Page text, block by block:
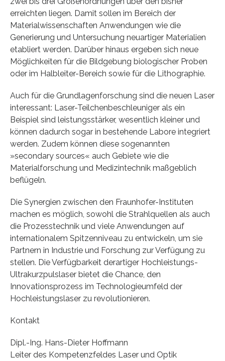
erreichten liegen. Damit sollen im Bereich der
Materialwissenschaften Anwendungen wie die
Generierung und Untersuchung neuartiger Materialien
etabliert werden. Darüber hinaus ergeben sich neue
Möglichkeiten für die Bildgebung biologischer Proben
oder im Halbleiter-Bereich sowie für die Lithographie.
Auch für die Grundlagenforschung sind die neuen Laser
interessant: Laser-Teilchenbeschleuniger als ein
Beispiel sind leistungsstärker, wesentlich kleiner und
können dadurch sogar in bestehende Labore integriert
werden. Zudem können diese sogenannten
»secondary sources« auch Gebiete wie die
Materialforschung und Medizintechnik maßgeblich
beflügeln.
Die Synergien zwischen den Fraunhofer-Instituten
machen es möglich, sowohl die Strahlquellen als auch
die Prozesstechnik und viele Anwendungen auf
internationalem Spitzenniveau zu entwickeln, um sie
Partnern in Industrie und Forschung zur Verfügung zu
stellen. Die Verfügbarkeit derartiger Hochleistungs-
Ultrakurzpulslaser bietet die Chance, den
Innovationsprozess im Technologieumfeld der
Hochleistungslaser zu revolutionieren.
Kontakt
Dipl.-Ing. Hans-Dieter Hoffmann
Leiter des Kompetenzfeldes Laser und Optik